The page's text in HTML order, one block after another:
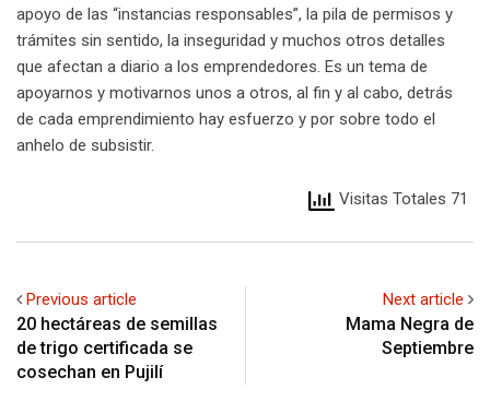
apoyo de las “instancias responsables”, la pila de permisos y
trámites sin sentido, la inseguridad y muchos otros detalles
que afectan a diario a los emprendedores. Es un tema de
apoyarnos y motivarnos unos a otros, al fin y al cabo, detrás
de cada emprendimiento hay esfuerzo y por sobre todo el
anhelo de subsistir.
Visitas Totales 71
Previous article
20 hectáreas de semillas
de trigo certificada se
cosechan en Pujilí
Next article
Mama Negra de
Septiembre